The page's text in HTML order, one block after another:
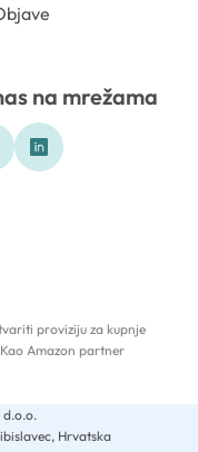
na mrežama
proviziju za kupnje
Amazon partner
Hrvatska